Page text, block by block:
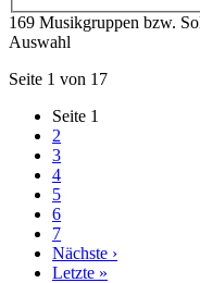
169 Musikgruppen bzw.
Auswahl
Seite 1 von 17
Seite 1
2
3
4
5
6
7
Nächste ›
Letzte »